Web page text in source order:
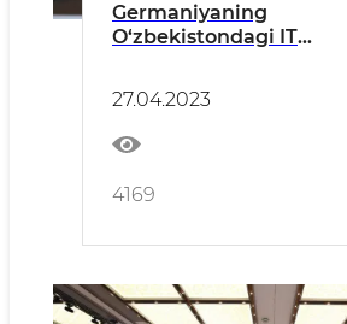
Germaniyaning
O‘zbekistondagi IT
o‘rtasida IT yo‘nalishida
hamkorlik yo‘lga qo‘yildi
27.04.2023
4169